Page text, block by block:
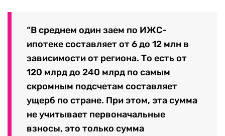
“В среднем один заем по ИЖС-
ипотеке составляет от 6 до 12 млн в
зависимости от региона. То есть от
120 млрд до 240 млрд по самым
скромным подсчетам составляет
ущерб по стране. При этом, эта сумма
не учитывает первоначальные
взносы, это только сумма